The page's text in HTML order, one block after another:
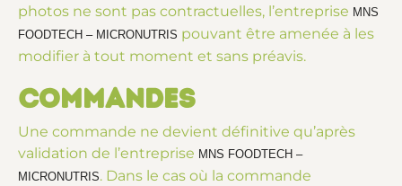
photos ne sont pas contractuelles, l’entreprise MNS
FOODTECH – MICRONUTRIS pouvant être amenée à les
modifier à tout moment et sans préavis.
Commandes
Une commande ne devient définitive qu’après
validation de l’entreprise MNS FOODTECH –
MICRONUTRIS. Dans le cas où la commande